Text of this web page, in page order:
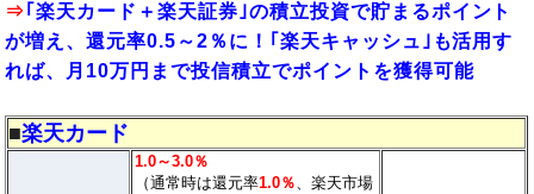
⇒｢楽天カード＋楽天証券｣の積立投資で貯まるポイント
が増え、還元率0.5～2％に！｢楽天キャッシュ｣も活用す
れば、月10万円まで投信積立でポイントを獲得可能
■楽天カード
1.0～3.0％
（通常時は還元率1.0％、楽天市場